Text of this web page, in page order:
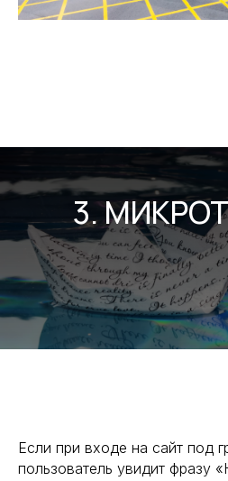
3.
Если при входе на сайт под
пользователь увидит фразу